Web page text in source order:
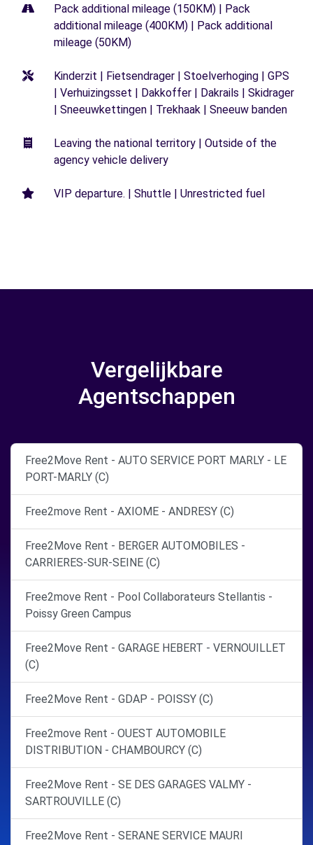
Pack additional mileage (150KM) | Pack
additional mileage (400KM) | Pack additional
mileage (50KM)
Kinderzit | Fietsendrager | Stoelverhoging | GPS
| Verhuizingsset | Dakkoffer | Dakrails | Skidrager
| Sneeuwkettingen | Trekhaak | Sneeuw banden
Leaving the national territory | Outside of the
agency vehicle delivery
VIP departure. | Shuttle | Unrestricted fuel
Vergelijkbare
Agentschappen
Free2Move Rent - AUTO SERVICE PORT MARLY - LE
PORT-MARLY (C)
Free2move Rent - AXIOME - ANDRESY (C)
Free2Move Rent - BERGER AUTOMOBILES -
CARRIERES-SUR-SEINE (C)
Free2move Rent - Pool Collaborateurs Stellantis -
Poissy Green Campus
Free2Move Rent - GARAGE HEBERT - VERNOUILLET
(C)
Free2Move Rent - GDAP - POISSY (C)
Free2move Rent - OUEST AUTOMOBILE
DISTRIBUTION - CHAMBOURCY (C)
Free2Move Rent - SE DES GARAGES VALMY -
SARTROUVILLE (C)
Free2Move Rent - SERANE SERVICE MAURI